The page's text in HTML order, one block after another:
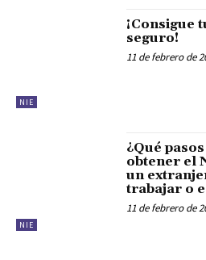
NIE
¡Consigue
seguro!
11 de febrero de
NIE
¿Qué
obtener el
un
trabajar o
11 de febrero de